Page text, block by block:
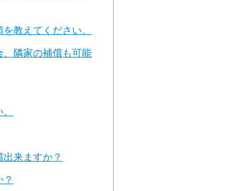
教えてください。
、隣家の補償も可能
来ますか？